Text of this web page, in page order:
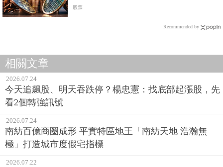
鐘剖析
股票
Recommended by
相關文章
2026.07.24
今天追飆股、明天吞跌停？楊忠憲：找底部起漲股，先
看2個轉強訊號
2026.07.24
南紡百億商圈成形 平實特區地王「南紡天地 浩瀚無
極」打造城市度假宅指標
2026.07.22